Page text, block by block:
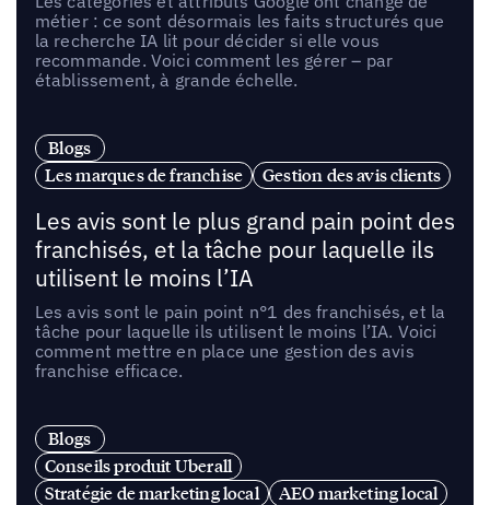
métier : ce sont désormais les faits structurés que
la recherche IA lit pour décider si elle vous
recommande. Voici comment les gérer – par
établissement, à grande échelle.
Blogs
Les marques de franchise
Gestion des avis clients
Les avis sont le plus grand pain point des
franchisés, et la tâche pour laquelle ils
utilisent le moins l’IA
Les avis sont le pain point n°1 des franchisés, et la
tâche pour laquelle ils utilisent le moins l’IA. Voici
comment mettre en place une gestion des avis
franchise efficace.
Blogs
Conseils produit Uberall
Stratégie de marketing local
AEO marketing local